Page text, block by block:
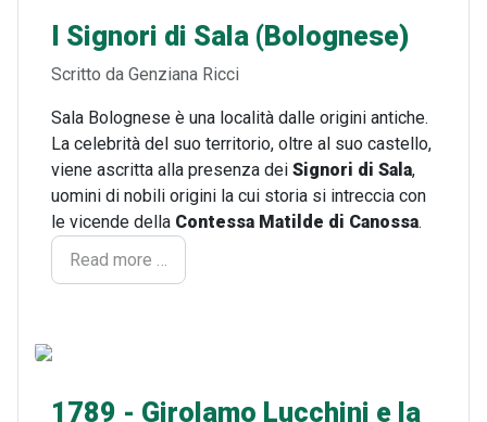
I Signori di Sala (Bolognese)
Dettagli
Scritto da Genziana Ricci
Sala Bolognese è una località dalle origini antiche.
La celebrità del suo territorio, oltre al suo castello,
viene ascritta alla presenza dei Signori di Sala,
uomini di nobili origini la cui storia si intreccia con
le vicende della Contessa Matilde di Canossa.
Read more …
1789 - Girolamo Lucchini e la